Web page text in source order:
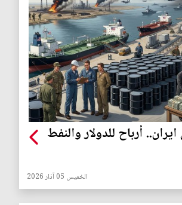
أرباح للدولار والنفط
الخميس 05 آذار 2026